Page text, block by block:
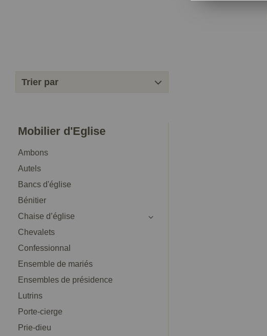
Trier par
Mobilier d'Eglise
Ambons
Autels
Bancs d'église
Bénitier
Chaise d’église
Chevalets
Confessionnal
Ensemble de mariés
Ensembles de présidence
Lutrins
Porte-cierge
Prie-dieu